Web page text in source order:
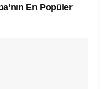
En Popüler